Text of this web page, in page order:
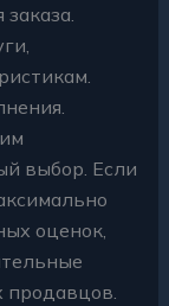
выбор. Если
оценок,